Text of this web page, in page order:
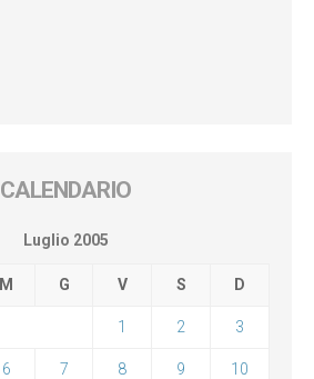
CALENDARIO
Luglio 2005
M G V S D
1 2 3
6 7 8 9 10